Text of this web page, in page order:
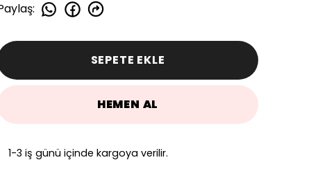
:
SEPETE EKLE
HEMEN AL
1-3 iş günü içinde kargoya verilir.